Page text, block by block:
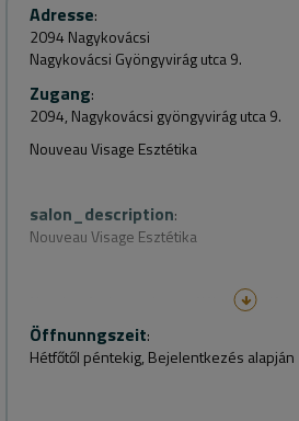
Adresse:
2094 Nagykovácsi
Nagykovácsi Gyöngyvirág utca 9.
Zugang:
2094, Nagykovácsi gyöngyvirág utca 9.
Nouveau Visage Esztétika
salon_description:
Nouveau Visage Esztétika
Nagykovácsi csendes utcájában,
várjuk sok szeretettel elegáns üzletünkbe
szolgáltatásainkra:
Öffnunngszeit:
Hétfőtől péntekig, Bejelentkezés alapján